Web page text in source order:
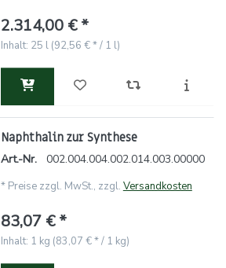
2.314,00 € *
Inhalt: 25 l (92,56 € * / 1 l)
Naphthalin zur Synthese
Art.-Nr. 002.004.004.002.014.003.00000
* Preise zzgl. MwSt., zzgl. Versandkosten
83,07 € *
Inhalt: 1 kg (83,07 € * / 1 kg)